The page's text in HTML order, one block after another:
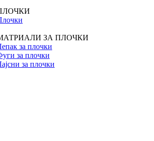
ЗА ПЛОЧКИ
за плочки
за плочки
за плочки